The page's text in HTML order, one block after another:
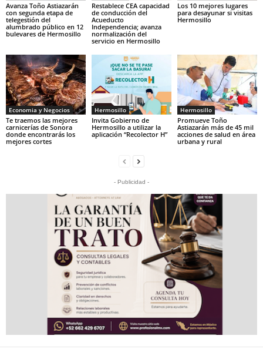
Avanza Toño Astiazarán
con segunda etapa de
telegestión del
alumbrado público en 12
bulevares de Hermosillo
Restablece CEA capacidad
de conducción del
Acueducto
Independencia; avanza
normalización del
servicio en Hermosillo
Los 10 mejores lugares
para desayunar si visitas
Hermosillo
Economia y Negocios
Te traemos las mejores
carnicerías de Sonora
donde encontrarás los
mejores cortes
Hermosillo
Invita Gobierno de
Hermosillo a utilizar la
aplicación “Recolector H”
Hermosillo
Promueve Toño
Astiazarán más de 45 mil
acciones de salud en área
urbana y rural
- Publicidad -